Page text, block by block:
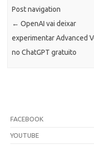
Post navigation
← OpenAI vai deixar
experimentar Advanced
no ChatGPT gratuito
FACEBOOK
YOUTUBE